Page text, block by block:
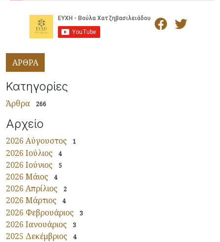
ΑΡΘΡΑ
Κατηγορίες
Άρθρα 266
Αρχείο
2026 Αύγουστος 1
2026 Ιούλιος 4
2026 Ιούνιος 5
2026 Μάιος 4
2026 Απρίλιος 2
2026 Μάρτιος 4
2026 Φεβρουάριος 3
2026 Ιανουάριος 3
2025 Δεκέμβριος 4